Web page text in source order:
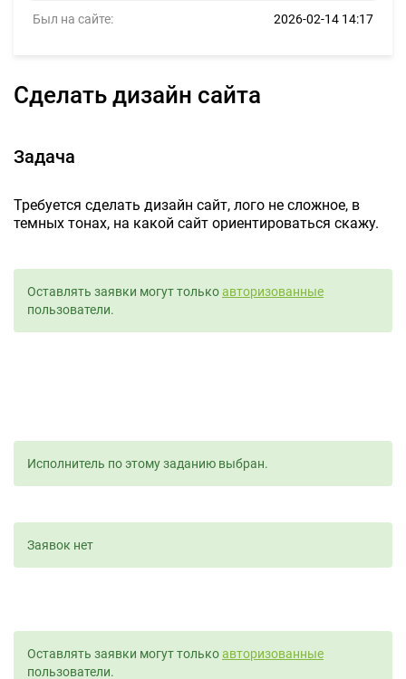
Был на сайте: 2026-02-14 14:17
Сделать дизайн сайта
Задача
Требуется сделать дизайн сайт, лого не сложное, в
темных тонах, на какой сайт ориентироваться скажу.
Оставлять заявки могут толькоавторизованные
пользователи.
Исполнитель по этому заданию выбран.
Заявок нет
Оставлять заявки могут толькоавторизованные
пользователи.